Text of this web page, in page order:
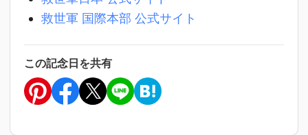
救世軍 国際本部 公式サイト
この記念日を共有